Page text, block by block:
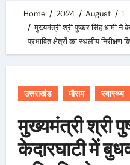
Home 2024 August
1
मुख्यमंत्री श्री पुष्कर सिंह धामी ने
प्रभावित क्षेत्रों का स्थलीय निरीक्षण
उत्तराखंड मौसम स्वास्थ्य
मुख्यमंत्री श्री
केदारघाटी में